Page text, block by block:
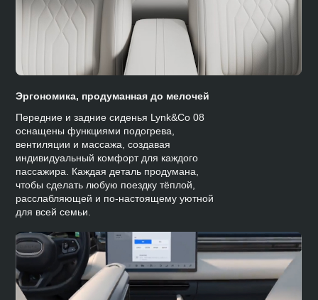
Эргономика, продуманная до мелочей
Передние и задние сиденья Lynk&Co 08
оснащены функциями подогрева,
вентиляции и массажа, создавая
индивидуальный комфорт для каждого
пассажира. Каждая деталь продумана,
чтобы сделать любую поездку тёплой,
расслабляющей и по-настоящему уютной
для всей семьи.